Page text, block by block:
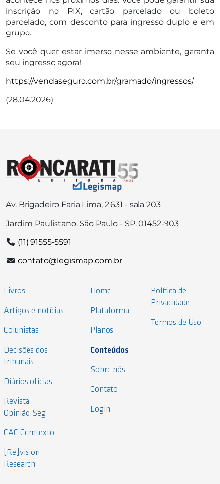
inscrição no PIX, cartão parcelado ou boleto
parcelado, com desconto para ingresso duplo e em
grupo.
Se você quer estar imerso nesse ambiente, garanta
seu ingresso agora!
https://vendaseguro.com.br/gramado/ingressos/
(28.04.2026)
Av. Brigadeiro Faria Lima, 2.631 - sala 203
Jardim Paulistano, São Paulo - SP, 01452-903
(11) 91555-5591
contato@legismap.com.br
Livros
Artigos e notícias
Colunistas
Decisões dos
tribunais
Diários oficias
Revista
Opinião.Seg
CAC Comtexto
[Re]vision
Research
Home
Plataforma
Planos
Conteúdos
Sobre nós
Contato
Login
Política de
Privacidade
Termos de Uso